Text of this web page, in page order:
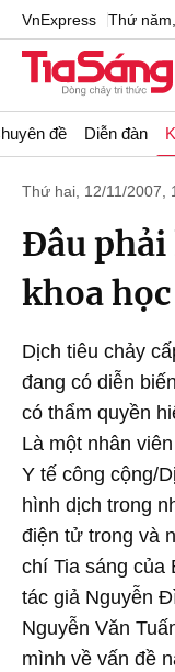
VnExpress Thứ
đề Diễn đàn
Thứ hai, 12/11/2007,
Đâu phải
khoa học
Dịch tiêu chảy
đang có diễn
có thẩm quyền
Là một nhân
Y tế công cộng/
hình dịch trong
điện tử trong và
chí Tia sáng của
tác giả Nguyễn
Nguyễn Văn
mình về vấn đề